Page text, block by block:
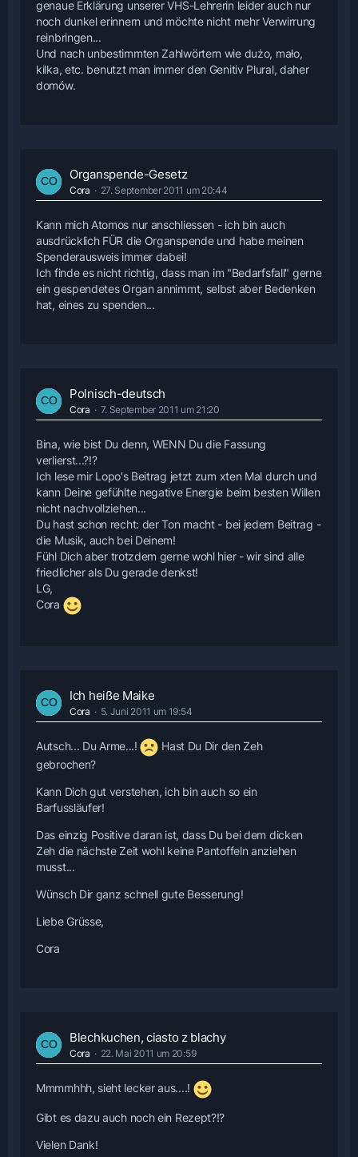
genaue Erklärung unserer VHS-Lehrerin leider auch nur
noch dunkel erinnern und möchte nicht mehr Verwirrung
reinbringen...
Und nach unbestimmten Zahlwörtern wie dużo, mało,
kilka, etc. benutzt man immer den Genitiv Plural, daher
domów.
Organspende-Gesetz
Cora 27. September 2011 um 20:44
Kann mich Atomos nur anschliessen - ich bin auch
ausdrücklich FÜR die Organspende und habe meinen
Spenderausweis immer dabei!
Ich finde es nicht richtig, dass man im "Bedarfsfall" gerne
ein gespendetes Organ annimmt, selbst aber Bedenken
hat, eines zu spenden...
Polnisch-deutsch
Cora 7. September 2011 um 21:20
Bina, wie bist Du denn, WENN Du die Fassung
verlierst...?!?
Ich lese mir Lopo's Beitrag jetzt zum xten Mal durch und
kann Deine gefühlte negative Energie beim besten Willen
nicht nachvollziehen...
Du hast schon recht: der Ton macht - bei jedem Beitrag -
die Musik, auch bei Deinem!
Fühl Dich aber trotzdem gerne wohl hier - wir sind alle
friedlicher als Du gerade denkst!
LG,
Cora
Ich heiße Maike
Cora 5. Juni 2011 um 19:54
Autsch... Du Arme...!
Hast Du Dir den Zeh
gebrochen?
Kann Dich gut verstehen, ich bin auch so ein
Barfussläufer!
Das einzig Positive daran ist, dass Du bei dem dicken
Zeh die nächste Zeit wohl keine Pantoffeln anziehen
musst...
Wünsch Dir ganz schnell gute Besserung!
Liebe Grüsse,
Cora
Blechkuchen, ciasto z blachy
Cora 22. Mai 2011 um 20:59
Mmmmhhh, sieht lecker aus....!
Gibt es dazu auch noch ein Rezept?!?
Vielen Dank!